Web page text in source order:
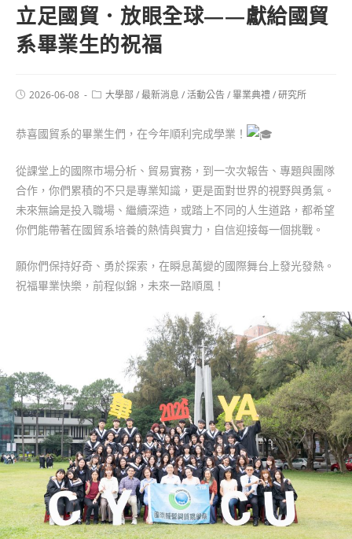
立足國貿．放眼全球——獻給國貿
系畢業生的祝福
2026-06-08 大學部/最新消息 /活動公告/畢業典禮/研究所
恭喜國貿系的畢業生們，在今年順利完成學業！
從課堂上的國際市場分析、貿易實務，到一次次報告、專題與團隊
合作，你們累積的不只是專業知識，更是面對世界的視野與勇氣。
未來無論是投入職場、繼續深造，或踏上不同的人生道路，都希望
你們能帶著在國貿系培養的熱情與實力，自信迎接每一個挑戰。
願你們保持好奇、勇於探索，在瞬息萬變的國際舞台上發光發熱。
祝福畢業快樂，前程似錦，未來一路順風！